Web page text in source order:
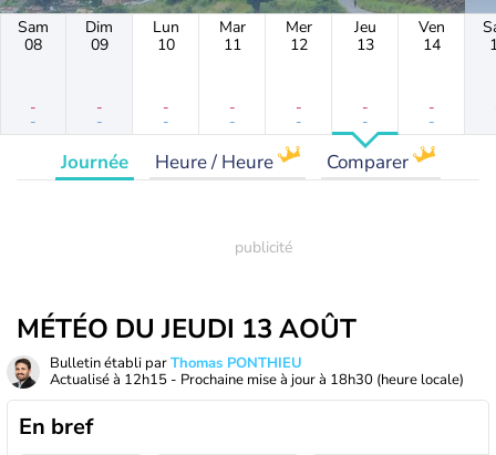
Sam
08
-
-
Dim
09
-
-
Lun
10
-
-
Mar
11
-
-
Mer
12
-
-
Jeu
13
-
-
Ven
14
-
-
Journée Heure / Heure Comparer
MÉTÉO DU JEUDI 13 AOÛT
Bulletin établi parThomas PONTHIEU
Actualisé à 12h15 - Prochaine mise à jour à 18h30 (heure locale)
En bref